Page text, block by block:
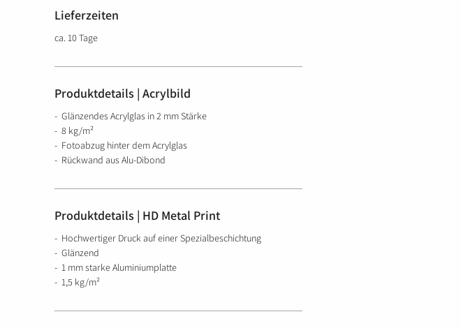
Lieferzeiten
ca. 10 Tage
Produktdetails | Acrylbild
- Glänzendes Acrylglas in 2 mm Stärke
- 8 kg/m²
- Fotoabzug hinter dem Acrylglas
- Rückwand aus Alu-Dibond
Produktdetails | HD Metal Print
- Hochwertiger Druck auf einer Spezialbeschichtung
- Glänzend
- 1 mm starke Aluminiumplatte
- 1,5 kg/m²